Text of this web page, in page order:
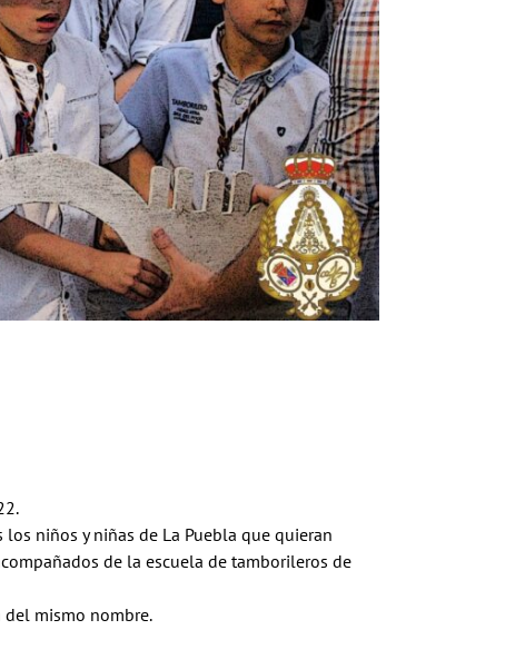
los niños y niñas de La Puebla que quieran
de la escuela de tamborileros de
mismo nombre.